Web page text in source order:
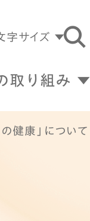
字サイズ
取り組み
の健康」について